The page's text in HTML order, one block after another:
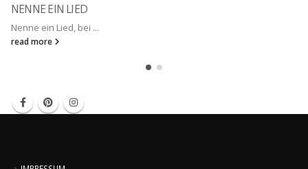
NENNE EIN LIED
Nenne ein Lied, bei ...
read more